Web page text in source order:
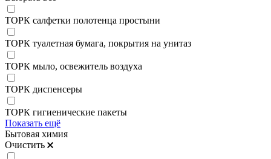
ТОРК салфетки полотенца простыни
ТОРК туалетная бумага, покрытия на унитаз
ТОРК мыло, освежитель воздуха
ТОРК диспенсеры
ТОРК гигиенические пакеты
Показать ещё
Бытовая химия
Очистить